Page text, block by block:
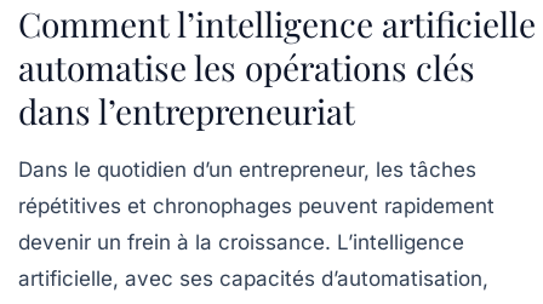
Comment l’intelligence artificielle
automatise les opérations clés
dans l’entrepreneuriat
Dans le quotidien d’un entrepreneur, les tâches
répétitives et chronophages peuvent rapidement
devenir un frein à la croissance. L’intelligence
artificielle, avec ses capacités d’automatisation,